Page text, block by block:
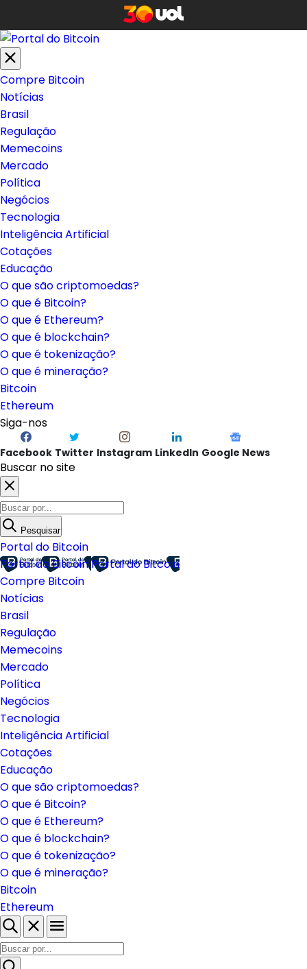
Compre Bitcoin
Notícias
Brasil
Regulação
Memecoins
Mercado
Política
Negócios
Tecnologia
Inteligência Artificial
Cotações
Educação
O que são criptomoedas?
O que é Bitcoin?
O que é Ethereum?
O que é blockchain?
O que é tokenização?
O que é mineração?
Bitcoin
Ethereum
Siga-nos
Facebook Twitter Instagram LinkedIn Google News
Buscar no site
Pesquisar
Portal do Bitcoin
Portal do BitcoinPortal do Bitcoin
Compre Bitcoin
Notícias
Brasil
Regulação
Memecoins
Mercado
Política
Negócios
Tecnologia
Inteligência Artificial
Cotações
Educação
O que são criptomoedas?
O que é Bitcoin?
O que é Ethereum?
O que é blockchain?
O que é tokenização?
O que é mineração?
Bitcoin
Ethereum